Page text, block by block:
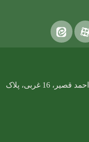
ایران، تهران، میدان آرژانتین، خیابان احمد قصیر، 16 غربی، پلاک